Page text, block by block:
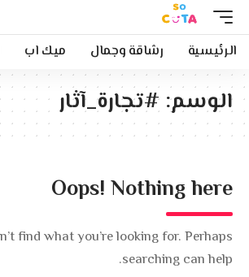
الرئيسية رشاقة وجمال ميك اب
الوسم: #تجارة_آثار
Oops! Nothing here
find what you’re looking for. Perhaps
searching can help.